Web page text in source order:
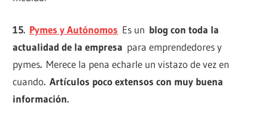
15. Pymes y Autónomos Es un blog con toda la
actualidad de la empresa para emprendedores y
pymes. Merece la pena echarle un vistazo de vez en
cuando. Artículos poco extensos con muy buena
información.